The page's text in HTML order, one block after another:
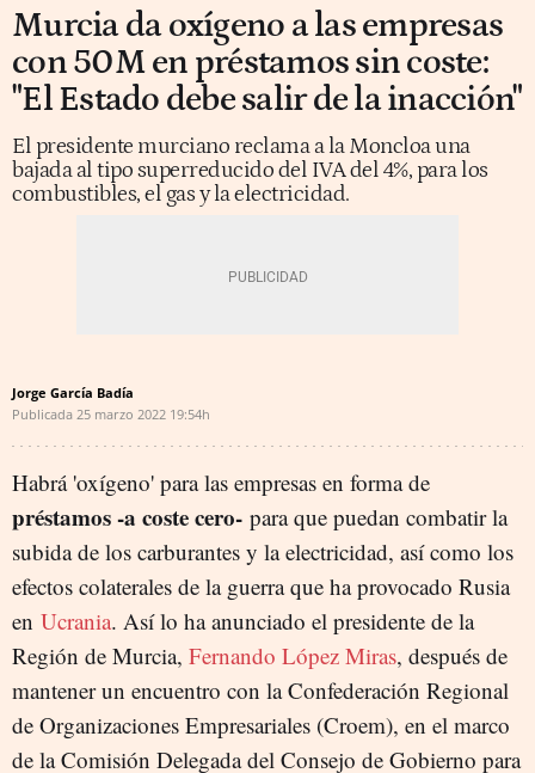
Murcia da oxígeno a las empresas
con 50M en préstamos sin coste:
"El Estado debe salir de la inacción"
El presidente murciano reclama a la Moncloa una
bajada al tipo superreducido del IVA del 4%, para los
combustibles, el gas y la electricidad.
Jorge García Badía
Publicada 25 marzo 2022 19:54h
Habrá 'oxígeno' para las empresas en forma de
préstamos -a coste cero- para que puedan combatir la
subida de los carburantes y la electricidad, así como los
efectos colaterales de la guerra que ha provocado Rusia
en Ucrania. Así lo ha anunciado el presidente de la
Región de Murcia, Fernando López Miras, después de
mantener un encuentro con la Confederación Regional
de Organizaciones Empresariales (Croem), en el marco
de la Comisión Delegada del Consejo de Gobierno para